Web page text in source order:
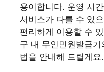
용이합니다. 운영 시
서비스가 다를 수 있
편리하게 이용할 수
구 내 무인민원발급
법을 안내해 드릴게요.